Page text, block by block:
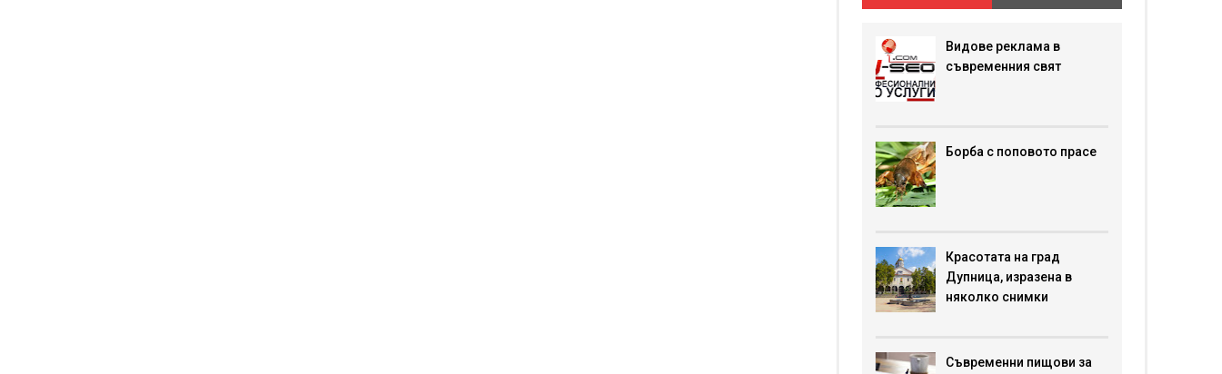
Видове реклама в
съвременния свят
Борба с поповото прасе
Красотата на град
Дупница, изразена в
няколко снимки
Съвременни пищови за